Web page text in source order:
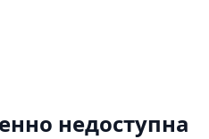
недоступна